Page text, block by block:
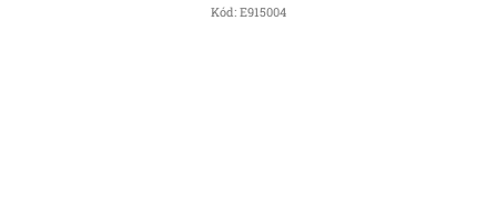
Kód: E915004